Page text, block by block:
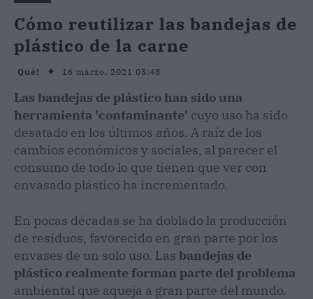
Cómo reutilizar las bandejas de
plástico de la carne
Qué! 16 marzo, 2021 05:48
Las bandejas de plástico han sido una
herramienta 'contaminante' cuyo uso ha sido
desatado en los últimos años. A raíz de los
cambios económicos y sociales, al parecer el
consumo de todo lo que tienen que ver con
envasado plástico ha incrementado.
En pocas décadas se ha doblado la producción
de residuos, favorecido en gran parte por los
envases de un solo uso. Las bandejas de
plástico realmente forman parte del problema
ambiental que aqueja a gran parte del mundo.